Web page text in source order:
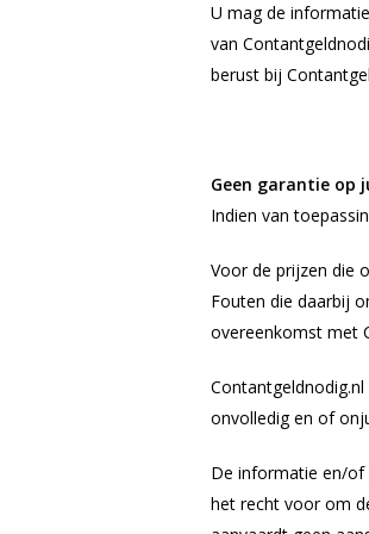
U mag de
van
berust bij
Geen garantie op
Indien van
Voor de prijzen die
Fouten die daarbij
overeenkomst met
onvolledig en of
De informatie en/of
het recht voor om